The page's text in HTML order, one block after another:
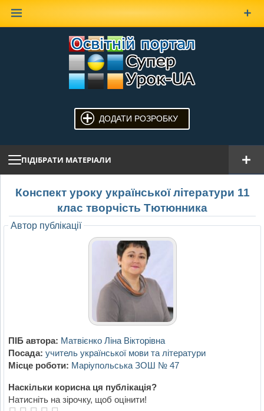
ДОДАТИ РОЗРОБКУ
ПІДІБРАТИ МАТЕРІАЛИ
Конспект уроку української літератури 11
клас творчість Тютюнника
Автор публікації
ПІБ автора: Матвієнко Ліна Вікторівна
Посада: учитель української мови та літератури
Місце роботи: Маріупольська ЗОШ № 47
Наскільки корисна ця публікація?
Натисніть на зірочку, щоб оцінити!